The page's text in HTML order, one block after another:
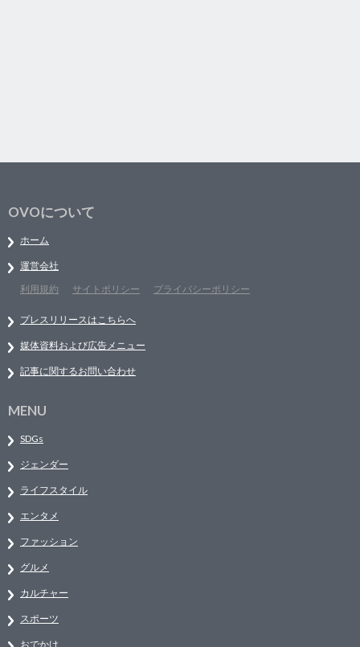
OVOについて
ホーム
運営会社
利用規約
サイトポリシー プライバシーポリシー
プレスリリースはこちらへ
媒体資料および広告メニュー
記事に関するお問い合わせ
MENU
SDGs
ジェンダー
ライフスタイル
エンタメ
ファッション
グルメ
カルチャー
スポーツ
おでかけ